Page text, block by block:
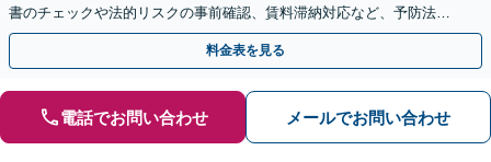
書のチェックや法的リスクの事前確認、賃料滞納対応など、予防法務
から実務的な交渉・手続きまで幅広くサポートいたします。
料金表を見る
電話でお問い合わせ メールでお問い合わせ